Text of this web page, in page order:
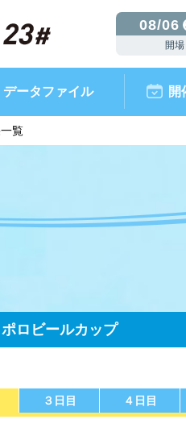
08/06
開場
今節の進入コース別成績
データファイル
記念競走優勝選手一覧
開
覧
ロビールカップ
３日目 ４日目